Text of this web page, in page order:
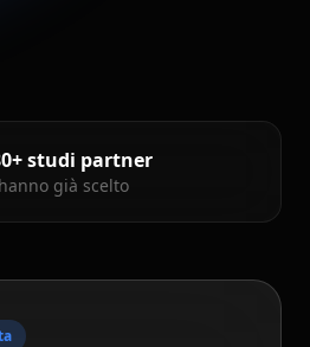
studi partner
già scelto